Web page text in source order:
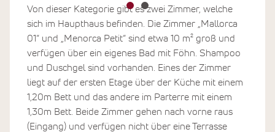
Von dieser Kategorie gibt es zwei Zimmer, welche
sich im Haupthaus befinden. Die Zimmer „Mallorca
01“ und „Menorca Petit“ sind etwa 10 m² groß und
verfügen über ein eigenes Bad mit Föhn. Shampoo
und Duschgel sind vorhanden. Eines der Zimmer
liegt auf der ersten Etage über der Küche mit einem
1,20m Bett und das andere im Parterre mit einem
1,30m Bett. Beide Zimmer gehen nach vorne raus
(Eingang) und verfügen nicht über eine Terrasse